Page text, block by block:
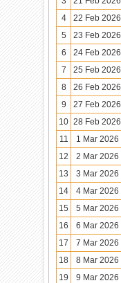
4
22 Feb 2026
5
23 Feb 2026
6
24 Feb 2026
7
25 Feb 2026
8
26 Feb 2026
9
27 Feb 2026
10 28 Feb 2026
11
1 Mar 2026
12
2 Mar 2026
13
3 Mar 2026
14
4 Mar 2026
15
5 Mar 2026
16
6 Mar 2026
17
7 Mar 2026
18
8 Mar 2026
19
9 Mar 2026